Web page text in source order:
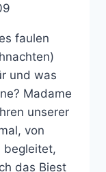
faulen
und was
Madame
unserer
von
begleitet,
das Biest